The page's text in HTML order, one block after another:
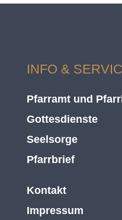
INFO &
Pfarramt und
Gottesdienste
Seelsorge
Pfarrbrief
Kontakt
Impressum